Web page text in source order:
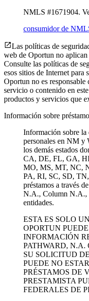
NMLS #1671904.
consumidor de
Las políticas de
web de Oportun no
Consulte las políticas de
esos sitios de Internet para
Oportun no es
servicio o contenido en
productos y servicios que
Información sobre
Información sobre la
personales en NM y
los demás estados
CA, DE, FL, GA,
MO, MS, MT, NC,
PA, RI, SC, SD,
préstamos a través
N.A., Column N.A.,
entidades.
ESTA ES SOLO
OPORTUN
INFORMACIÓN
PATHWARD,
SU SOLICITUD
PUEDE NO
PRÉSTAMOS DE
PRESTAMISTA
FEDERALES DE